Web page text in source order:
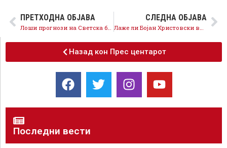
ПРЕТХОДНА ОБЈАВА СЛЕДНА ОБЈАВА
Назад кон Прес центарот
Последни вести